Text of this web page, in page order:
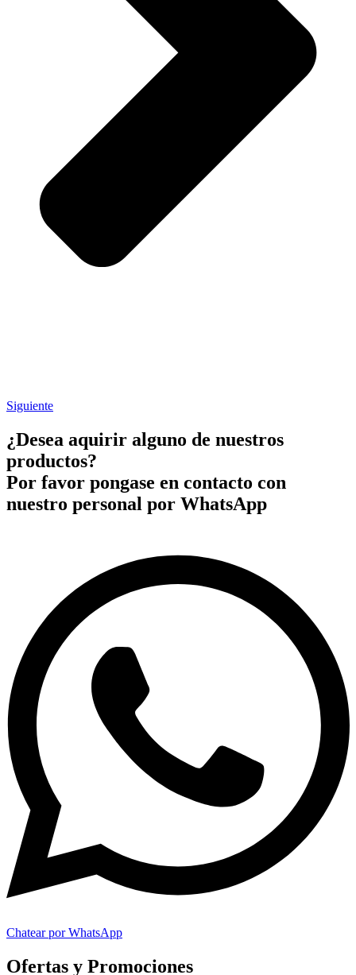
Siguiente
¿Desea aquirir alguno de nuestros
productos?
Por favor pongase en contacto con
nuestro personal por WhatsApp
Chatear por WhatsApp
Ofertas y Promociones